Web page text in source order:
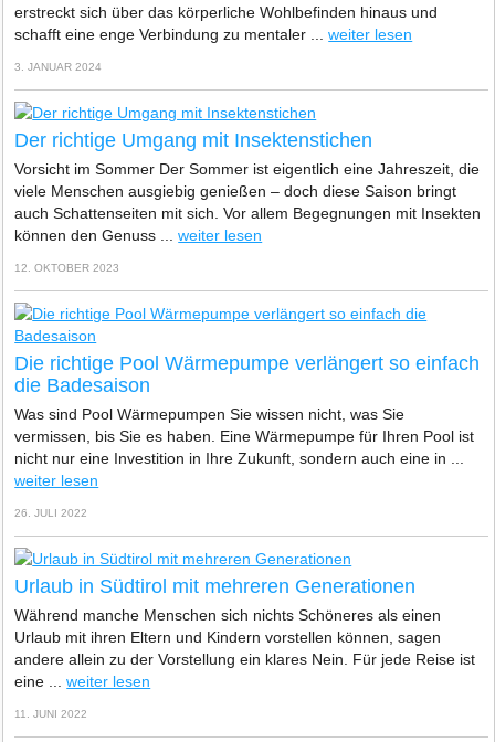
erstreckt sich über das körperliche Wohlbefinden hinaus und
schafft eine enge Verbindung zu mentaler ...weiter lesen
3. JANUAR 2024
Der richtige Umgang mit Insektenstichen
Vorsicht im Sommer Der Sommer ist eigentlich eine Jahreszeit, die
viele Menschen ausgiebig genießen – doch diese Saison bringt
auch Schattenseiten mit sich. Vor allem Begegnungen mit Insekten
können den Genuss ...weiter lesen
12. OKTOBER 2023
Die richtige Pool Wärmepumpe verlängert so einfach
die Badesaison
Was sind Pool Wärmepumpen Sie wissen nicht, was Sie
vermissen, bis Sie es haben. Eine Wärmepumpe für Ihren Pool ist
nicht nur eine Investition in Ihre Zukunft, sondern auch eine in ...
weiter lesen
26. JULI 2022
Urlaub in Südtirol mit mehreren Generationen
Während manche Menschen sich nichts Schöneres als einen
Urlaub mit ihren Eltern und Kindern vorstellen können, sagen
andere allein zu der Vorstellung ein klares Nein. Für jede Reise ist
eine ...weiter lesen
11. JUNI 2022